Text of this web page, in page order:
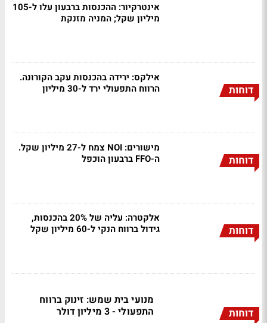
אינטרקיור: ההכנסות ברבעון עלו ל-105
מיליון שקל; המניה מזנקת
דוחות
אילקס: ירידה בהכנסות עקב הקורונה.
הרווח התפעולי ירד ל-30 מיליון
דוחות
מישורים: NOI צמח ל-27 מיליון שקל.
ה-FFO ברבעון הוכפל
דוחות
אלקטרה: עליה של 20% בהכנסות,
גידול ברווח הנקי ל-60 מיליון שקל
דוחות
מנועי בית שמש: זינוק ברווח
התפעולי - 3 מיליון דולר